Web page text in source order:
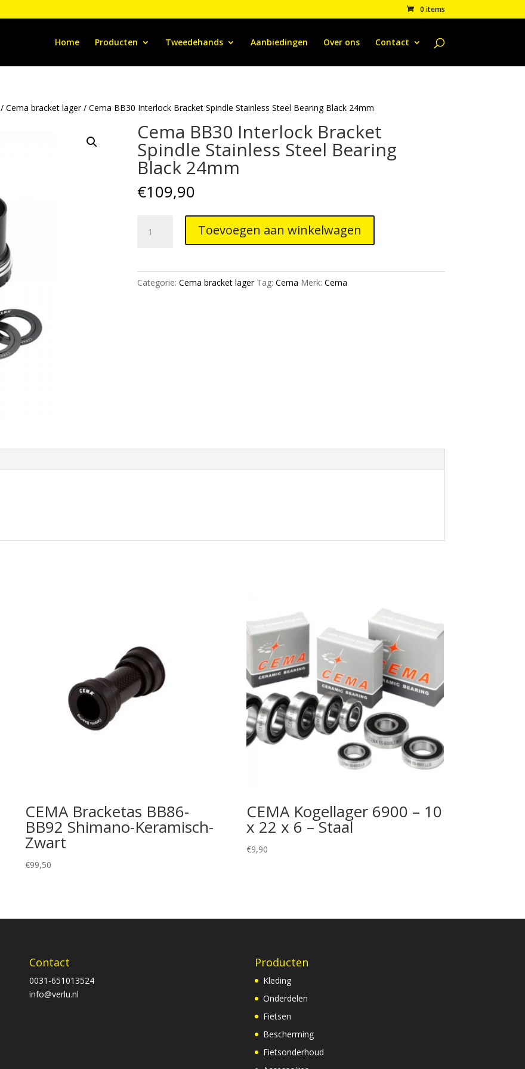
0 items
Home Producten Tweedehands Aanbiedingen Over ons Contact
/Cema bracket lager/ Cema BB30 Interlock Bracket Spindle Stainless Steel Bearing Black 24mm
Cema BB30 Interlock Bracket
Spindle Stainless Steel Bearing
Black 24mm
€109,90
BB30
Stainless
Toevoegen aan winkelwagen
Categorie: Cema bracket lager Tag: Cema Merk: Cema
CEMA Bracketas BB86-
BB92 Shimano-Keramisch-
Zwart
€99,50
CEMA Kogellager 6900 – 10
x 22 x 6 – Staal
€9,90
Contact
0031-651013524
info@verlu.nl
Producten
Kleding
Onderdelen
Fietsen
Bescherming
Fietsonderhoud